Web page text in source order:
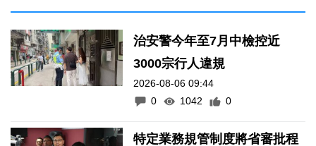
治安警今年至7月中檢控近
3000宗行人違規
2026-08-06 09:44
0
1042 0
特定業務規管制度將省審批程